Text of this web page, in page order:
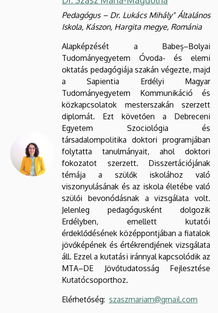
Pedagógus – Dr. Lukács Mihály" Általános
Iskola, Kászon, Hargita megye, Románia
Alapképzését a Babeș–Bolyai
Tudományegyetem Óvoda- és elemi
oktatás pedagógiája szakán végezte, majd
a Sapientia Erdélyi Magyar
Tudományegyetem Kommunikáció és
közkapcsolatok mesterszakán szerzett
diplomát. Ezt követően a Debreceni
Egyetem Szociológia és
társadalompolitika doktori programjában
folytatta tanulmányait, ahol doktori
fokozatot szerzett. Disszertációjának
témája a szülők iskolához való
viszonyulásának és az iskola életébe való
szülői bevonódásnak a vizsgálata volt.
Jelenleg pedagógusként dolgozik
Erdélyben, emellett kutatói
érdeklődésének középpontjában a fiatalok
jövőképének és értékrendjének vizsgálata
áll. Ezzel a kutatási iránnyal kapcsolódik az
MTA–DE Jövőtudatosság Fejlesztése
Kutatócsoporthoz.
Elérhetőség: szaszmariam@gmail.com